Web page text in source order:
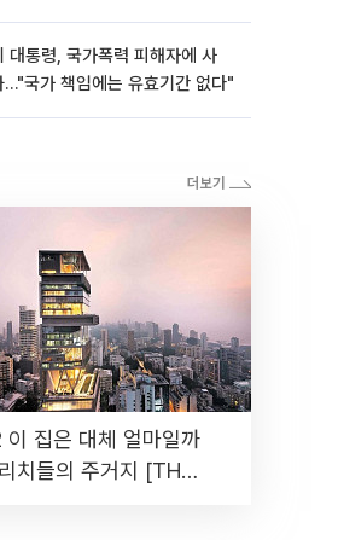
대통령, 국가폭력 피해자에 사
…"국가 책임에는 유효기간 없다"
이 집은 대체 얼마일까
치들의 주거지 [THE